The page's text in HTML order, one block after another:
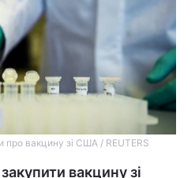
про вакцину зі США / REUTERS
вакцину зі